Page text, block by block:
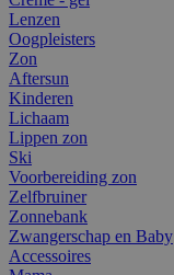
Lenzen
Oogpleisters
Zon
Aftersun
Kinderen
Lichaam
Lippen zon
Ski
Voorbereiding zon
Zelfbruiner
Zonnebank
Zwangerschap en Baby
Accessoires